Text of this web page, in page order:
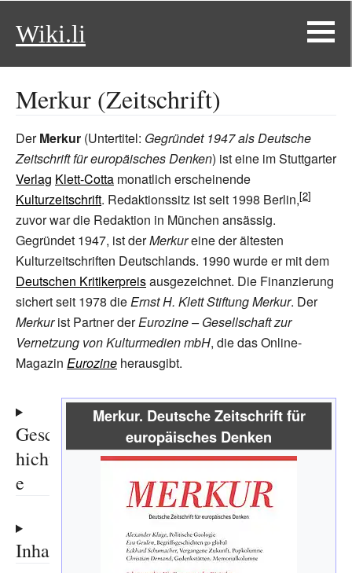
Wiki.li
Merkur (Zeitschrift)
DerMerkur (Untertitel: Gegründet 1947 als Deutsche
Zeitschrift für europäisches Denken) ist eine im Stuttgarter
Verlag Klett-Cotta monatlich erscheinende
Kulturzeitschrift. Redaktionssitz ist seit 1998 Berlin,
zuvor war die Redaktion in München ansässig.
Gegründet 1947, ist derMerkureine der ältesten
Kulturzeitschriften Deutschlands. 1990 wurde er mit dem
Deutschen Kritikerpreisausgezeichnet. Die Finanzierung
sichert seit 1978 dieErnst H. Klett Stiftung Merkur. Der
Merkurist Partner derEurozine – Gesellschaft zur
Vernetzung von Kulturmedien mbH, die das Online-
Magazin Eurozine herausgibt.
Merkur. Deutsche Zeitschrift für
europäisches Denken
Gesc
hicht
e
Inhalt